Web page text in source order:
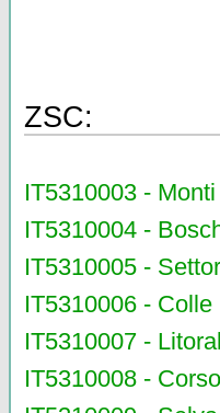
ZSC:
IT5310003 -
IT5310004 -
IT5310005 -
IT5310006 -
IT5310007 -
IT5310008 -